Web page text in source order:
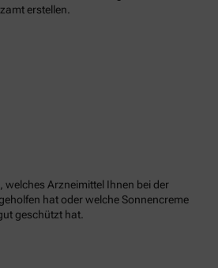
erstellen.
welches Arzneimittel Ihnen bei der
hat oder welche Sonnencreme
geschützt hat.